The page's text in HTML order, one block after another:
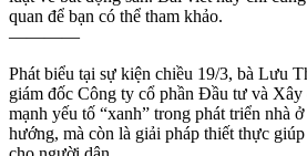
quan để bạn có thể tham khảo.
————
Phát biểu tại sự kiện chiều 19/3, bà Lưu
giám đốc Công ty cổ phần Đầu tư và
mạnh yếu tố “xanh” trong phát triển nhà
hướng, mà còn là giải pháp thiết thực